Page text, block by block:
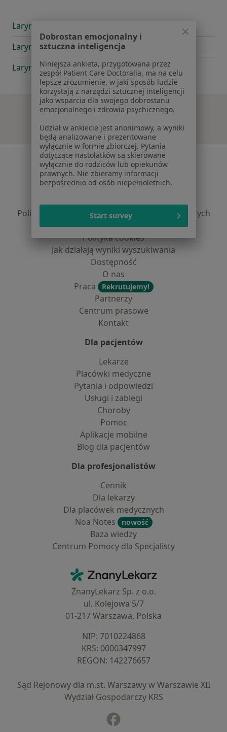
Laryngolog Dziecięcy Żory
Laryngolog Dziecięcy Żyrardów
Laryngolog Dziecięcy Żywiec
Serwis
Regulamin
Polityka prywatności pacjentów
Polityka prywatności dla profesjonalistów, których
dane pozyskaliśmy samodzielnie
Polityka cookies
Jak działają wyniki wyszukiwania
Dostępność
O nas
Praca
Rekrutujemy!
Partnerzy
Centrum prasowe
Kontakt
Dla pacjentów
Lekarze
Placówki medyczne
Pytania i odpowiedzi
Usługi i zabiegi
Choroby
Pomoc
Aplikacje mobilne
Blog dla pacjentów
Dla profesjonalistów
Cennik
Dla lekarzy
Dla placówek medycznych
Noa Notes
nowość
Baza wiedzy
Centrum Pomocy dla Specjalisty
ZnanyLekarz - Strona główna
ZnanyLekarz Sp. z o.o.
ul. Kolejowa 5/7
01-217 Warszawa, Polska
NIP: ⁠7010224868
KRS: ⁠0000347997
REGON: ⁠142276657
Sąd Rejonowy dla m.st. Warszawy w Warszawie XII
Wydział Gospodarczy KRS
Dobrostan emocjonalny i
sztuczna inteligencja
Niniejsza ankieta, przygotowana przez
zespół Patient Care Doctoralia, ma na celu
lepsze zrozumienie, w jaki sposób ludzie
korzystają z narzędzi sztucznej inteligencji
jako wsparcia dla swojego dobrostanu
emocjonalnego i zdrowia psychicznego.
Udział w ankiecie jest anonimowy, a wyniki
będą analizowane i prezentowane
wyłącznie w formie zbiorczej. Pytania
dotyczące nastolatków są skierowane
wyłącznie do rodziców lub opiekunów
prawnych. Nie zbieramy informacji
bezpośrednio od osób niepełnoletnich.
Start survey